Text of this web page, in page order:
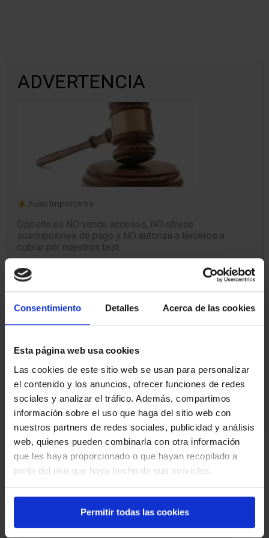
Consentimiento Detalles Acerca de las cookies
Esta página web usa cookies
Las cookies de este sitio web se usan para personalizar
el contenido y los anuncios, ofrecer funciones de redes
sociales y analizar el tráfico. Además, compartimos
información sobre el uso que haga del sitio web con
nuestros partners de redes sociales, publicidad y análisis
web, quienes pueden combinarla con otra información
que les haya proporcionado o que hayan recopilado a
partir del uso que haya hecho de sus servicios.
Permitir todas las cookies
06 Titulo Vi Poder Judicial
INFORMACIÓN AMAZON AFILIADOS
En calidad de Afiliado de Amazon, obtengo ingresos por
las compras adscritas que cumplen los requisitos
aplicables
oposición,
administrativos
comunidad de madrid, cortes generales,
ujieres,asamblea de madrid,
ayuntamiento de madrid,
administración local,
administración
general del estado,
test de
oposiciones,funcionarios,
oposiciones sanidad,
constitución, ley 30/1992,ley del
ADVERTENCIA
Aviso Importante
Oposito.es NO vende accesos, NO ofrece
suscripciones de pago y NO autoriza a terceros a
cobrar por nuestros test.
Hemos detectado personas ajenas a nuestra web
ofreciendo supuestos accesos “premium” o cobrando
dinero utilizando nuestro nombre.
Estos cobros NO pertenecen a Oposito.es.
no realices ningún pago.
La única web oficial es:
https://oposito.es y no tenemos opciones de pago,
todo el contenido es gratuito